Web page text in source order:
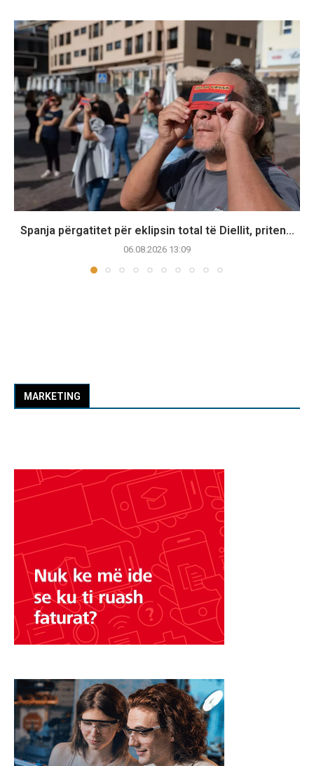
Spanja përgatitet për eklipsin total të Diellit, priten...
06.08.2026 13:09
MARKETING